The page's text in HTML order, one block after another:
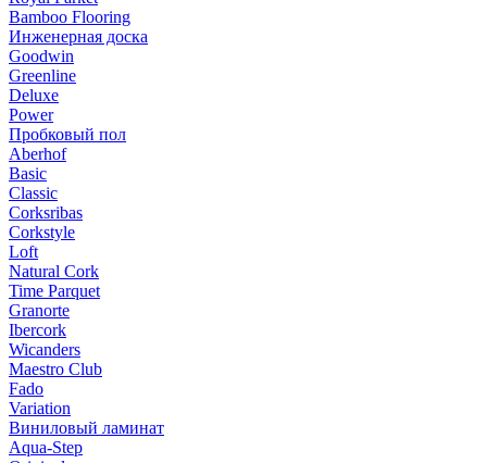
Bamboo Flooring
Инженерная доска
Goodwin
Greenline
Deluxe
Power
Пробковый пол
Aberhof
Basic
Classic
Corksribas
Corkstyle
Loft
Natural Cork
Time Parquet
Granorte
Ibercork
Wicanders
Мaestro Club
Fado
Variation
Виниловый ламинат
Aqua-Step